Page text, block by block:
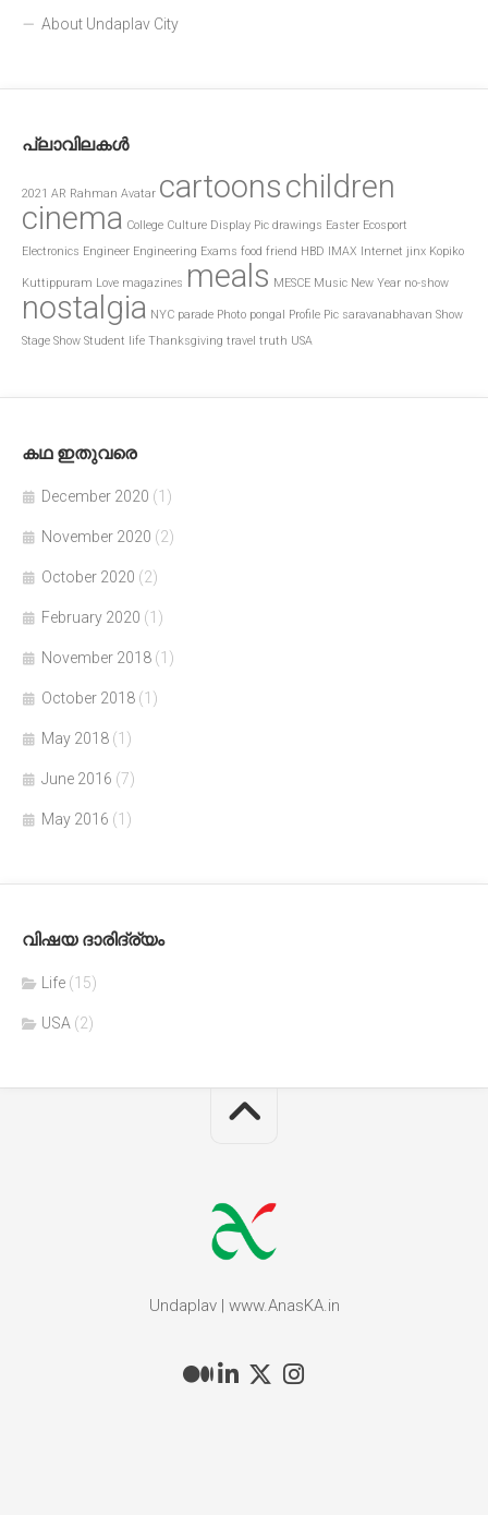
About Undaplav City
പ്ലാവിലകൾ
2021 AR Rahman Avatar cartoonschildren
cinema College Culture Display Pic drawings Easter Ecosport
Electronics Engineer Engineering Exams food friend HBD IMAX Internet jinx Kopiko
Kuttippuram Love magazines meals MESCE Music New Year no-show
nostalgia NYC parade Photo pongal Profile Pic saravanabhavan Show
Stage Show Student life Thanksgiving travel truth USA
കഥ ഇതുവരെ
December 2020 (1)
November 2020 (2)
October 2020 (2)
February 2020 (1)
November 2018 (1)
October 2018 (1)
May 2018 (1)
June 2016 (7)
May 2016 (1)
വിഷയ ദാരിദ്ര്യം
Life (15)
USA (2)
Undaplav | www.AnasKA.in